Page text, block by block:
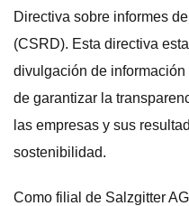
Directiva sobre informes
(CSRD). Esta directiva
divulgación de
de garantizar la
las empresas y sus
sostenibilidad.
Como filial de Salzgitter